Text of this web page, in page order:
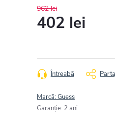
962 lei
402 lei
Întreabă
Marcă:Guess
Garanţie: 2 ani